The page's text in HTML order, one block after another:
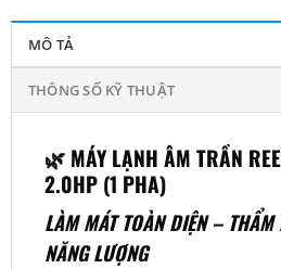
MÔ TẢ
THÔNG SỐ KỸ THUẬT
🌿 MÁY LẠNH ÂM TRẦN
2.0HP (1 PHA)
LÀM MÁT TOÀN DIỆN –
NĂNG LƯỢNG